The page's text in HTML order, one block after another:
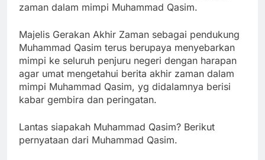
zaman dalam mimpi Muhammad Qasim.
Majelis Gerakan Akhir Zaman sebagai pendukung
Muhammad Qasim terus berupaya menyebarkan
mimpi ke seluruh penjuru negeri dengan harapan
agar umat mengetahui berita akhir zaman dalam
mimpi Muhammad Qasim, yg didalamnya berisi
kabar gembira dan peringatan.
Lantas siapakah Muhammad Qasim? Berikut
pernyataan dari Muhammad Qasim.